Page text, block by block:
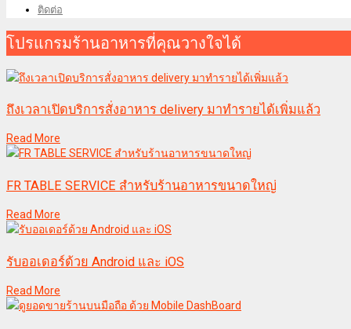
ติดต่อ
โปรแกรมร้านอาหารที่คุณวางใจได้
ถึงเวลาเปิดบริการสั่งอาหาร delivery มาทำรายได้เพิ่มแล้ว
Read More
FR TABLE SERVICE สำหรับร้านอาหารขนาดใหญ่
Read More
รับออเดอร์ด้วย Android และ iOS
Read More